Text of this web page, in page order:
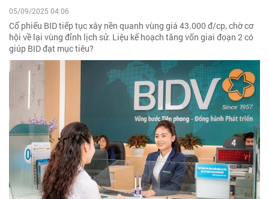
05/09/2025 04:06
Cổ phiếu BID tiếp tục xây nền quanh vùng giá 43.000 đ/cp, chờ cơ
hội về lại vùng đỉnh lịch sử. Liệu kế hoạch tăng vốn giai đoạn 2 có
giúp BID đạt mục tiêu?